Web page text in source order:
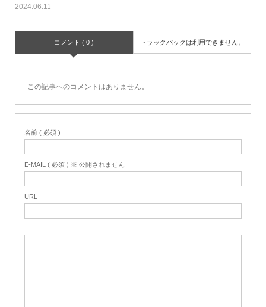
2024.06.11
コメント ( 0 ) トラックバックは利用できません。
この記事へのコメントはありません。
名前 ( 必須 )
E-MAIL ( 必須 ) ※ 公開されません
URL